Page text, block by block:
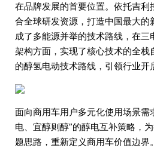
在品牌发展的首要位置。依托吉利
合全球研发资源，打造中国最大的
成了多能源并举的技术路线，在
架构方面，实现了核心技术的全栈
的醇氢电动技术路线，引领行业开
面向商用车用户多元化使用场景需
电、宜醇则醇”的醇电互补策略，
题思路，重新定义商用车价值边界